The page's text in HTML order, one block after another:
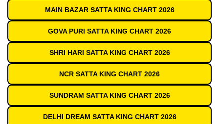
MAIN BAZAR SATTA KING CHART 2026
GOVA PURI SATTA KING CHART 2026
SHRI HARI SATTA KING CHART 2026
NCR SATTA KING CHART 2026
SUNDRAM SATTA KING CHART 2026
DELHI DREAM SATTA KING CHART 2026